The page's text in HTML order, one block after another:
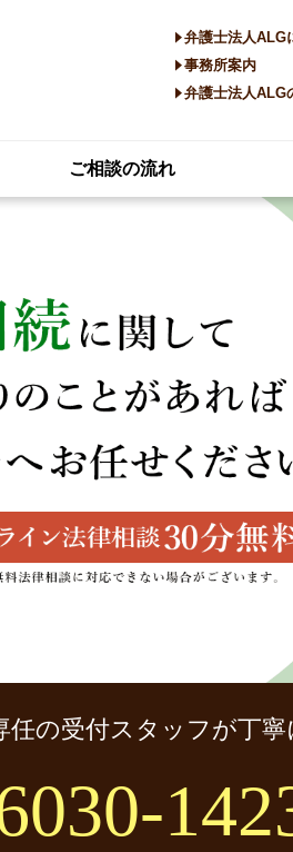
弁護士法人ALG
事務所案内
弁護士法人ALG
ご相談の流れ
任の受付スタッフが丁